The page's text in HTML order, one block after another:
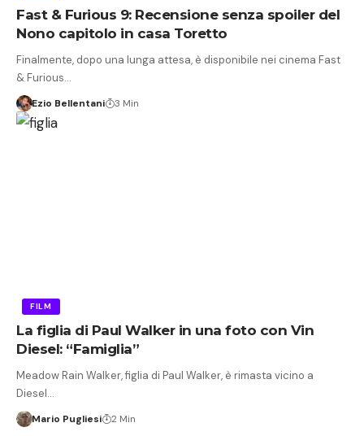
Fast & Furious 9: Recensione senza spoiler del
Nono capitolo in casa Toretto
Finalmente, dopo una lunga attesa, è disponibile nei cinema Fast
& Furious…
Ezio Bellentani 3 Min
FILM
La figlia di Paul Walker in una foto con Vin
Diesel: “Famiglia”
Meadow Rain Walker, figlia di Paul Walker, è rimasta vicino a
Diesel…
Mario Pugliesi 2 Min